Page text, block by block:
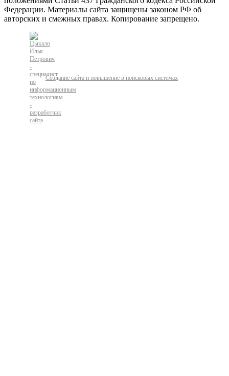
Федерации. Материалы сайта защищены законом РФ об
авторских и смежных правах. Копирование запрещено.
Создание сайта и повышение в поисковых системах